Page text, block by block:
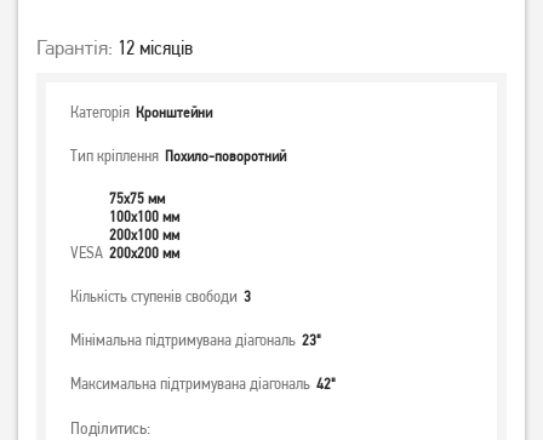
Гарантія: 12 місяців
Категорія Кронштейни
Тип кріплення Похило-поворотний
VESA
75x75 мм
100x100 мм
200x100 мм
200x200 мм
Кількість ступенів свободи 3
Мінімальна підтримувана діагональ 23"
Максимальна підтримувана діагональ 42"
Поділитись: